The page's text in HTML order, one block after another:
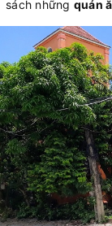
sách những quán